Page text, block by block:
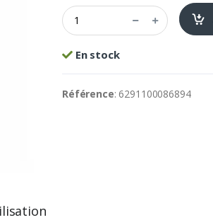
En stock
Référence: 6291100086894